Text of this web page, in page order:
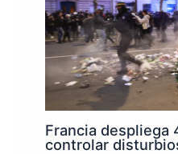
Francia despliega
controlar